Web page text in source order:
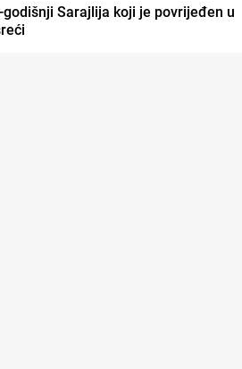
Sarajlija koji je povrijeđen u